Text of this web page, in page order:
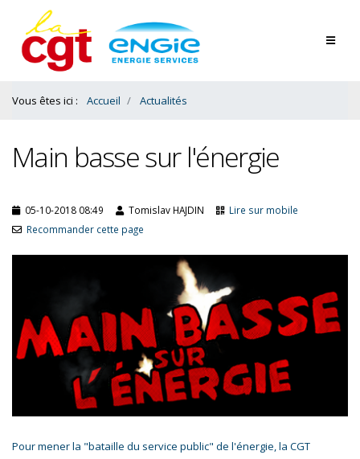
Contenu
Bas
Vous êtes ici : Accueil Actualités
Main basse sur l'énergie
05-10-2018 08:49 Tomislav HAJDIN
Lire sur mobile
Recommander cette page
Pour mener la "bataille du service public" de l'énergie, la CGT